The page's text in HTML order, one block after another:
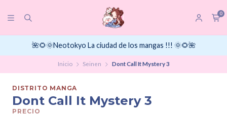
0
🌺🌻🌞Neotokyo La ciudad de los mangas !!! 🌞🌻🌺
Inicio Seinen Dont Call It Mystery 3
DISTRITO MANGA
Dont Call It Mystery 3
PRECIO